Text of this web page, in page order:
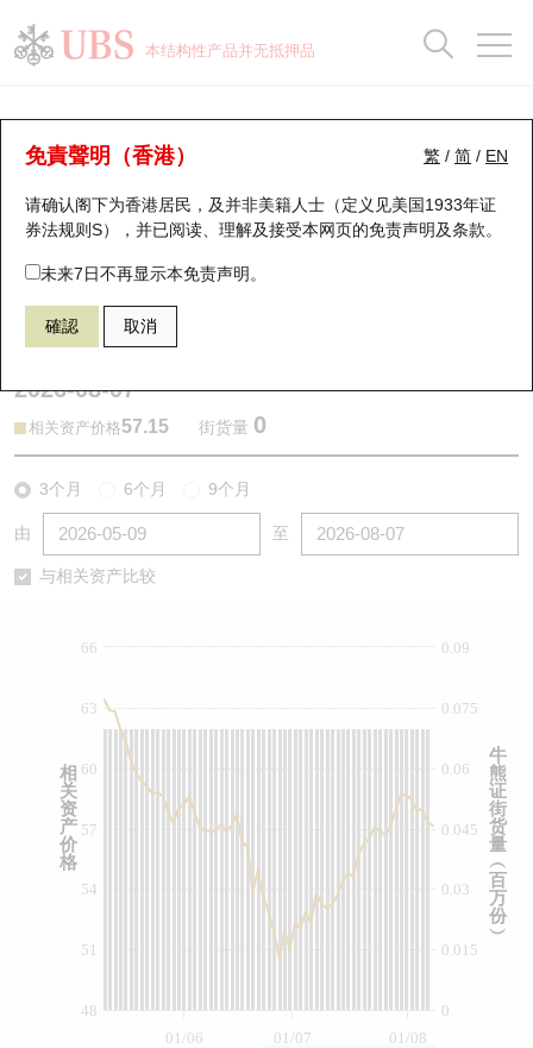
本结构性产品并无抵押品
繁 / 简 / EN
免責聲明（香港）
请确认阁下为香港居民，及并非美籍人士（定义见美国1933年证
券法规则S），并已阅读、理解及接受本网页的免责声明及条款。
未来7日不再显示本免责声明。
確認 取消
牛熊证分析仪
表现 街货统计 比较
61417 瑞银熊证 2318 中国平安
2026-08-07
相关资产价格57.15 街货量 0
3个月 6个月 9个月
由 至
与相关资产比较
01/07
01/06 01/08
0
0.015
0.03
0.045
0.06
0.075
0.09
48
60
51
54
57
63
66
牛
熊
证
街
货
量
︵
百
万
份
︶
相
关
资
产
价
格
瑞银认股证一览
新发行瑞银认股证
即将到期认股证
认股证到期结算价查找
认股证分析仪
认股证/牛熊证日志
街货统计
比较
牛熊全景快搜
牛熊证搜寻
牛熊证街货分布图
正股牛熊证列表
新发行瑞银牛熊证
牛熊证到期结算价查找
牛熊证文件及公告
牛熊证文件及公告 (瑞信)
街货统计
比较
十大升幅/跌幅
十大认股证成交分布
十天股证占大市成交
资金流
街货统计
正股分析仪
二十大活跃股份
恒指成份股
国指成份股
科指成份股
中资ETFs溢价比较
收市竞价变化
持股比重
显示所有持股比重
每月轮证大市专题
轮证专栏
讲座及教育短片
认股证投资者教育
牛熊证投资者教育